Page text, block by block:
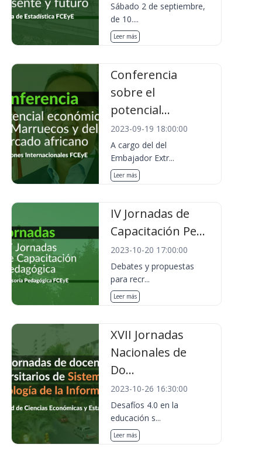
Sábado 2 de septiembre,
de 10....
Leer más
Conferencia
sobre el
potencial...
2023-09-19 18:00:00
A cargo del del
Embajador Extr...
Leer más
IV Jornadas de
Capacitación Pe...
2023-10-20 17:00:00
Debates y propuestas
para recr...
Leer más
XVII Jornadas
Nacionales de
Do...
2023-10-26 16:30:00
Desafíos 4.0 en la
educación s...
Leer más